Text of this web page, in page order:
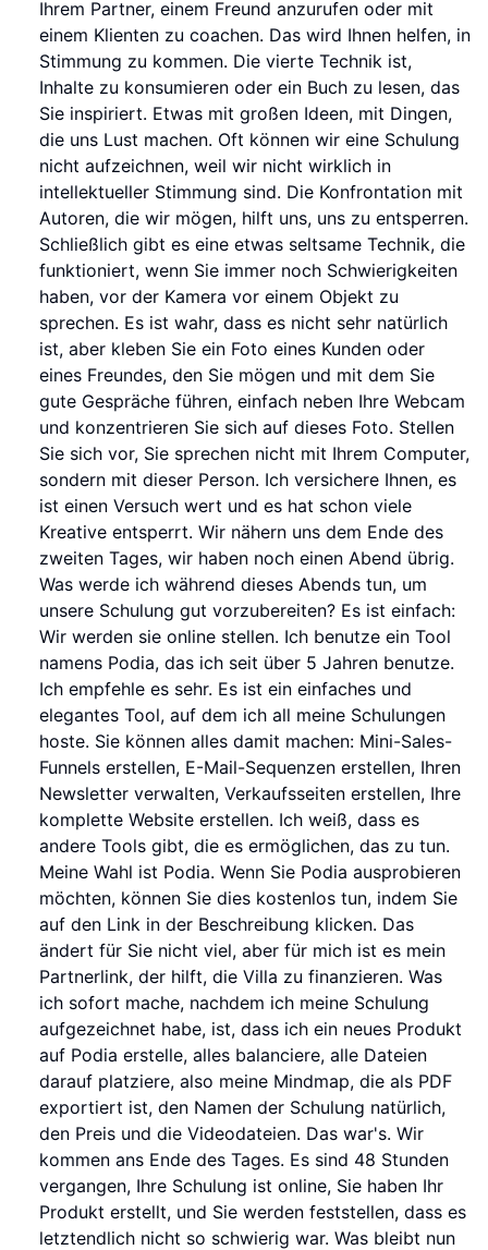
Ihrem Partner, einem Freund anzurufen oder mit
einem Klienten zu coachen. Das wird Ihnen helfen, in
Stimmung zu kommen. Die vierte Technik ist,
Inhalte zu konsumieren oder ein Buch zu lesen, das
Sie inspiriert. Etwas mit großen Ideen, mit Dingen,
die uns Lust machen. Oft können wir eine Schulung
nicht aufzeichnen, weil wir nicht wirklich in
intellektueller Stimmung sind. Die Konfrontation mit
Autoren, die wir mögen, hilft uns, uns zu entsperren.
Schließlich gibt es eine etwas seltsame Technik, die
funktioniert, wenn Sie immer noch Schwierigkeiten
haben, vor der Kamera vor einem Objekt zu
sprechen. Es ist wahr, dass es nicht sehr natürlich
ist, aber kleben Sie ein Foto eines Kunden oder
eines Freundes, den Sie mögen und mit dem Sie
gute Gespräche führen, einfach neben Ihre Webcam
und konzentrieren Sie sich auf dieses Foto. Stellen
Sie sich vor, Sie sprechen nicht mit Ihrem Computer,
sondern mit dieser Person. Ich versichere Ihnen, es
ist einen Versuch wert und es hat schon viele
Kreative entsperrt. Wir nähern uns dem Ende des
zweiten Tages, wir haben noch einen Abend übrig.
Was werde ich während dieses Abends tun, um
unsere Schulung gut vorzubereiten? Es ist einfach:
Wir werden sie online stellen. Ich benutze ein Tool
namens Podia, das ich seit über 5 Jahren benutze.
Ich empfehle es sehr. Es ist ein einfaches und
elegantes Tool, auf dem ich all meine Schulungen
hoste. Sie können alles damit machen: Mini-Sales-
Funnels erstellen, E-Mail-Sequenzen erstellen, Ihren
Newsletter verwalten, Verkaufsseiten erstellen, Ihre
komplette Website erstellen. Ich weiß, dass es
andere Tools gibt, die es ermöglichen, das zu tun.
Meine Wahl ist Podia. Wenn Sie Podia ausprobieren
möchten, können Sie dies kostenlos tun, indem Sie
auf den Link in der Beschreibung klicken. Das
ändert für Sie nicht viel, aber für mich ist es mein
Partnerlink, der hilft, die Villa zu finanzieren. Was
ich sofort mache, nachdem ich meine Schulung
aufgezeichnet habe, ist, dass ich ein neues Produkt
auf Podia erstelle, alles balanciere, alle Dateien
darauf platziere, also meine Mindmap, die als PDF
exportiert ist, den Namen der Schulung natürlich,
den Preis und die Videodateien. Das war's. Wir
kommen ans Ende des Tages. Es sind 48 Stunden
vergangen, Ihre Schulung ist online, Sie haben Ihr
Produkt erstellt, und Sie werden feststellen, dass es
letztendlich nicht so schwierig war. Was bleibt nun